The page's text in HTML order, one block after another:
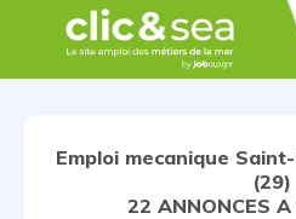
Emploi mecanique
(29)
22 ANNONCES A